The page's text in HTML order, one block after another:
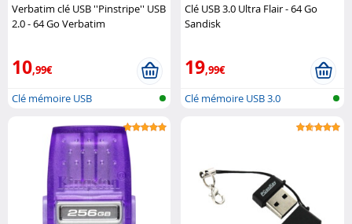
Verbatim clé USB ''Pinstripe'' USB
2.0 - 64 Go Verbatim
10,99€
Clé mémoire USB
Clé USB 3.0 Ultra Flair - 64 Go
Sandisk
19,99€
Clé mémoire USB 3.0